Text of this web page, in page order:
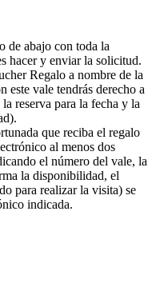
de abajo con toda la
hacer y enviar la solicitud.
Regalo a nombre de la
este vale tendrás derecho a
reserva para la fecha y la
que reciba el regalo
al menos dos
el número del vale, la
la disponibilidad, el
para realizar la visita) se
indicada.